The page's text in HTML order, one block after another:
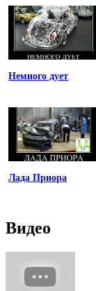
Немного дует
Лада Приора
Видео